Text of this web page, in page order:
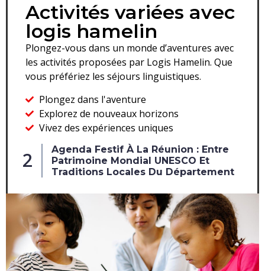
Activités variées avec
logis hamelin
Plongez-vous dans un monde d’aventures avec
les activités proposées par Logis Hamelin. Que
vous préfériez les séjours linguistiques.
Plongez dans l'aventure
Explorez de nouveaux horizons
Vivez des expériences uniques
2
Agenda Festif À La Réunion : Entre
Patrimoine Mondial UNESCO Et
Traditions Locales Du Département